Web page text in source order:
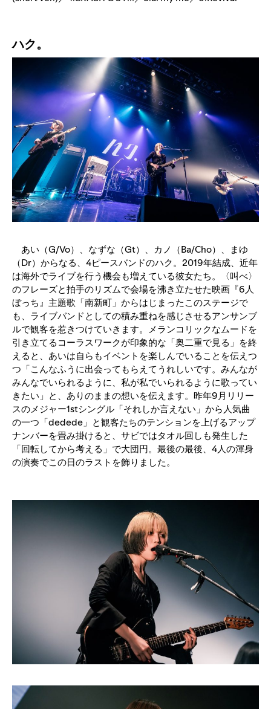
ハク。
あい（G/Vo）、なずな（Gt）、カノ（Ba/Cho）、まゆ
（Dr）からなる、4ピースバンドのハク。2019年結成、近年
は海外でライブを行う機会も増えている彼女たち。〈叫べ〉
のフレーズと拍手のリズムで会場を沸き立たせた映画『6人
ぼっち』主題歌「南新町」からはじまったこのステージで
も、ライブバンドとしての積み重ねを感じさせるアンサンブ
ルで観客を惹きつけていきます。メランコリックなムードを
引き立てるコーラスワークが印象的な「奥二重で見る」を終
えると、あいは自らもイベントを楽しんでいることを伝えつ
つ「こんなふうに出会ってもらえてうれしいです。みんなが
みんなでいられるように、私が私でいられるように歌ってい
きたい」と、ありのままの想いを伝えます。昨年9月リリー
スのメジャー1stシングル「それしか言えない」から人気曲
の一つ「dedede」と観客たちのテンションを上げるアップ
ナンバーを畳み掛けると、サビではタオル回しも発生した
「回転してから考える」で大団円。最後の最後、4人の渾身
の演奏でこの日のラストを飾りました。